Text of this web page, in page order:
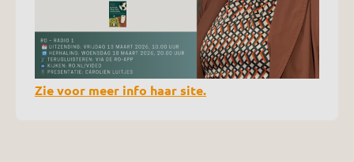
Zie voor meer info haar site.